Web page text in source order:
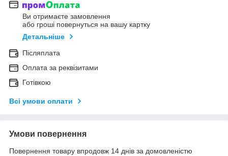
Ви отримаєте замовлення
або гроші повернуться на вашу картку
Детальніше
Післяплата
Оплата за реквізитами
Готівкою
Всі умови оплати
Умови повернення
Повернення товару впродовж 14 днів за домовленістю